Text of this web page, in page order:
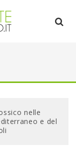
nelle
e del